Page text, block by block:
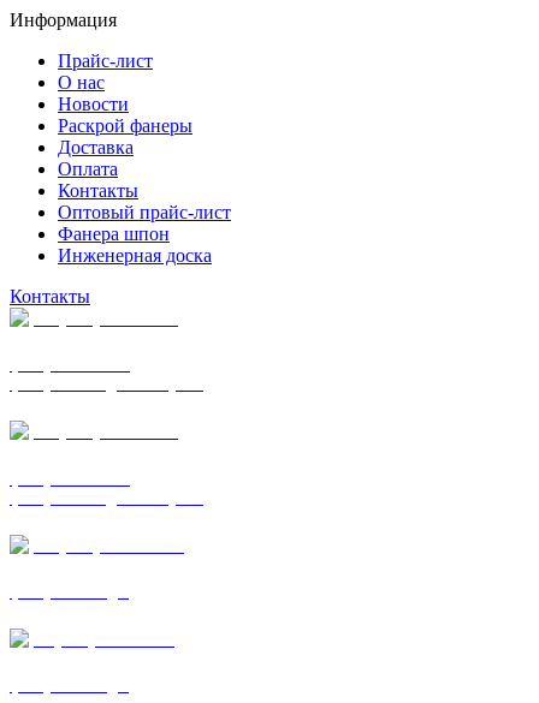
Информация
Прайс-лист
О нас
Новости
Раскрой фанеры
Доставка
Оплата
Контакты
Оптовый прайс-лист
Фанера шпон
Инженерная доска
Контакты